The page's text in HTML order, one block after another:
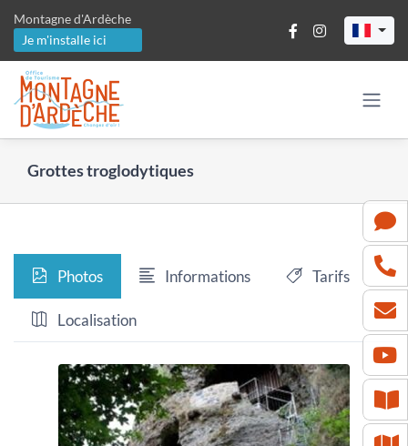
contenu
Montagne d'Ardèche
Je m'installe ici
Grottes troglodytiques
Photos Informations Tarifs
Localisation